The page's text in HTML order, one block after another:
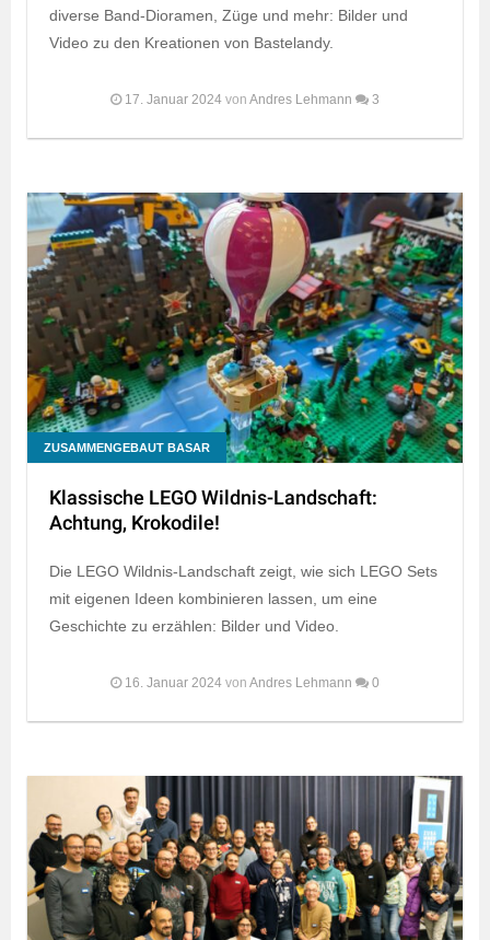
diverse Band-Dioramen, Züge und mehr: Bilder und
Video zu den Kreationen von Bastelandy.
17. Januar 2024 von Andres Lehmann 3
ZUSAMMENGEBAUT BASAR
Klassische LEGO Wildnis-Landschaft:
Achtung, Krokodile!
Die LEGO Wildnis-Landschaft zeigt, wie sich LEGO Sets
mit eigenen Ideen kombinieren lassen, um eine
Geschichte zu erzählen: Bilder und Video.
16. Januar 2024 von Andres Lehmann 0